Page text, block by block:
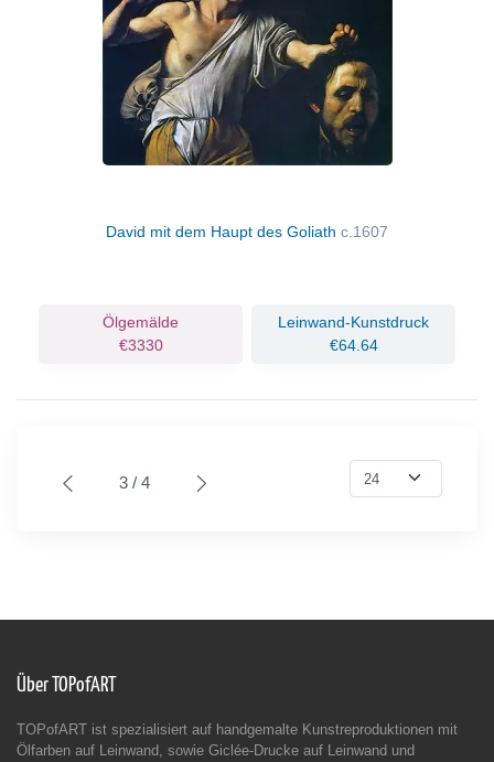
David mit dem Haupt des Goliath c.1607
Ölgemälde
€3330
Leinwand-Kunstdruck
€64.64
3 / 4
Über TOPofART
TOPofART ist spezialisiert auf handgemalte Kunstreproduktionen mit
Ölfarben auf Leinwand, sowie Giclée-Drucke auf Leinwand und